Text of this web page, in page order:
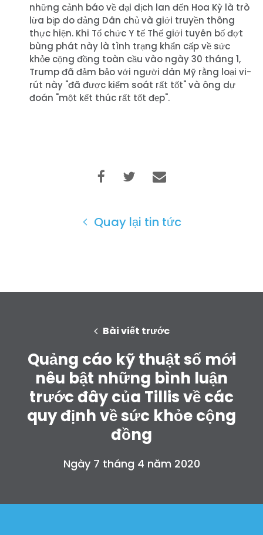
Trang chủ
Shop
Take Back the Courts
Làm việc với chúng tôi
Quyên tặng
những cảnh báo về đại dịch lan đến Hoa Kỳ là trò
lừa bịp do đảng Dân chủ và giới truyền thông
thực hiện. Khi Tổ chức Y tế Thế giới tuyên bố đợt
bùng phát này là tình trạng khẩn cấp về sức
khỏe cộng đồng toàn cầu vào ngày 30 tháng 1,
Trump đã đảm bảo với người dân Mỹ rằng loại vi-
rút này "đã được kiểm soát rất tốt" và ông dự
đoán "một kết thúc rất tốt đẹp".
Quay lại tin tức
Bài viết trước
Quảng cáo kỹ thuật số mới
nêu bật những bình luận
trước đây của Tillis về các
quy định về sức khỏe cộng
đồng
Ngày 7 tháng 4 năm 2020